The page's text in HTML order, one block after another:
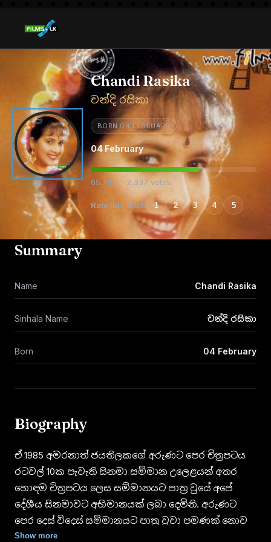
Chandi Rasika
චන්දි රසිකා
BORN 04 FEBRUARY
04 February
65.79% · 2,337 votes
Rate this artist 1 2 3 4 5
Summary
Name Chandi Rasika
Sinhala Name චන්දි රසිකා
Born 04 February
Biography
ඒ 1985 අමරනාත් ජයතිලකගේ අරුණට පෙර චිත්‍රපටය
රටවල් 10ක පැවැති සිනමා සම්මාන උලෙළයන් අතර
හොඳම චිත්‍රපටය ලෙස සම්මානයට පාත්‍ර වුයේ අපේ
දේශීය සිනමාවට අභිමානයක් ලබා දෙමිනි. අරුණට
පෙර දෙස් විදෙස් සම්මානයට පාත්‍ර වුවා පමණක් නොව
මෙම චිත්‍රපටයේ ප්‍රධාන භූමිකාව රඟ දැක් වූ යොවුන්
Show more